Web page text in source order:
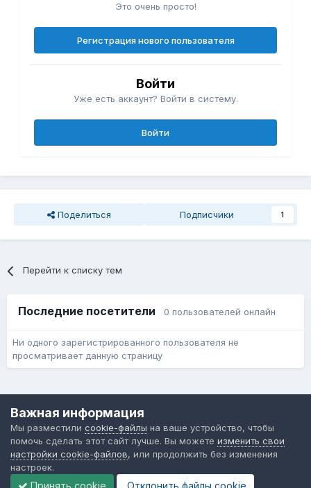
Это очень просто!
Регистрация нового пользователя
Войти
Уже есть аккаунт? Войти в систему.
Войти
Поделиться Подписчики 1
Перейти к списку тем
Последние посетители 0 пользователей онлайн
Ни одного зарегистрированного пользователя не
просматривает данную страницу
Форум общественного транспорта
Powered by Invision Community
Важная информация
Мы разместили cookie-файлы на ваше устройство, чтобы
помочь сделать этот сайт лучше. Вы можете изменить свои
настройки cookie-файлов, или продолжить без изменения
настроек.
Принять cookie Отклонить файлы сookie